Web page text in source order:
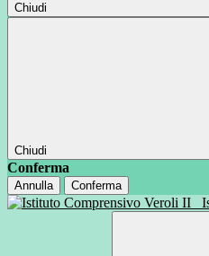
Chiudi
Chiudi
Conferma
Annulla Conferma